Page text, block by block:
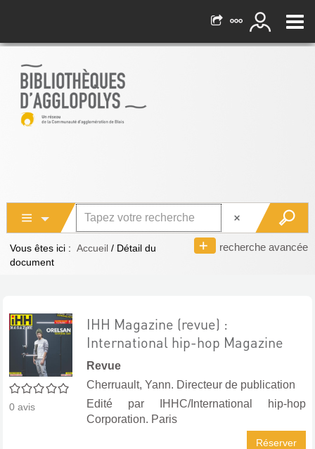
recherche avancée
Vous êtes ici : Accueil / Détail du
document
0/5
0 avis
IHH Magazine (revue) :
International hip-hop Magazine
Revue
Cherruault, Yann. Directeur de publication
Edité par
IHHC/International hip-hop
Corporation. Paris
Réserver